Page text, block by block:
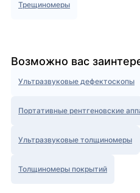
Трещиномеры
Возможно вас
Ультразвуковые дефектоскопы
Портативные рентгеновские
Ультразвуковые толщиномеры
Толщиномеры покрытий